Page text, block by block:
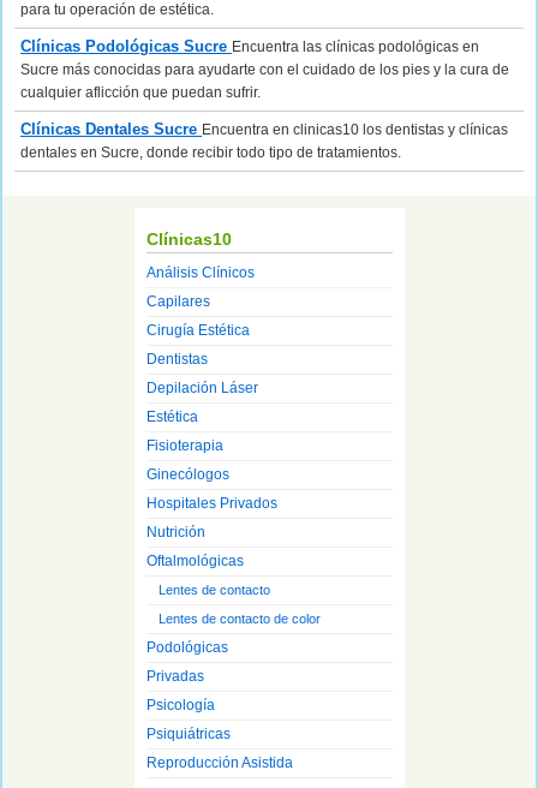
para tu operación de estética.
Clínicas Podológicas Sucre Encuentra las clínicas podológicas en
Sucre más conocidas para ayudarte con el cuidado de los pies y la cura de
cualquier aflicción que puedan sufrir.
Clínicas Dentales Sucre Encuentra en clinicas10 los dentistas y clínicas
dentales en Sucre, donde recibir todo tipo de tratamientos.
Clínicas10
Análisis Clínicos
Capilares
Cirugía Estética
Dentistas
Depilación Láser
Estética
Fisioterapia
Ginecólogos
Hospitales Privados
Nutrición
Oftalmológicas
Lentes de contacto
Lentes de contacto de color
Podológicas
Privadas
Psicología
Psiquiátricas
Reproducción Asistida